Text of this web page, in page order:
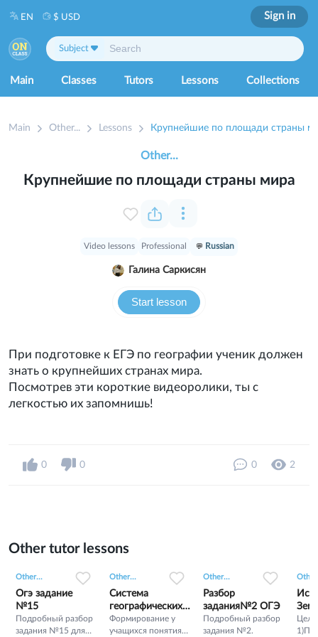
Main Classes Tutors Lessons Collections
Subject
EN $ USD Sign in
Main Other... Lessons Крупнейшие по площади страны
Крупнейшие по площади страны мира
Start lesson
Video lessons Professional Russian
Галина Саркисян
Other...
При подготовке к ЕГЭ по географии ученик должен
знать о крупнейших странах мира.
Посмотрев эти короткие видеоролики, ты с
легкостью их запомнишь!
0 0 0 2
Other tutor lessons
Other...
Огэ задание
№15
Подробный разбор
задания №15 для
Other...
Система
географических
координат
Формирование у
учащихся понятия
Other...
Разбор
задания№2 ОГЭ
Подробный разбор
задания №2.
Цели